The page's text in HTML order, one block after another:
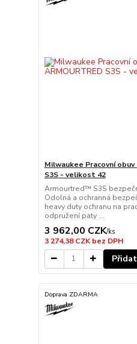
Milwaukee Pracovní obuv
S3S - velikost 42
Armourtred™ S3S
Odolná a ochranná
heavy duty ochranu na
odpružení paty ...
3 962,00 CZK/ks
3 274,38 CZKbez DPH
Doprava ZDARMA